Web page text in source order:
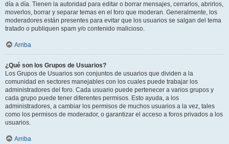
día a día. Tienen la autoridad para editar o borrar mensajes, cerrarlos, abrirlos,
moverlos, borrar y separar temas en el foro que moderan. Generalmente, los
moderadores están presentes para evitar que los usuarios se salgan del tema
tratado o publiquen spam y/o contenido malicioso.
Arriba
¿Qué son los Grupos de Usuarios?
Los Grupos de Usuarios son conjuntos de usuarios que dividen a la
comunidad en sectores manejables con los cuales puede trabajar los
administradores del foro. Cada usuario puede pertenecer a varios grupos y
cada grupo puede tener diferentes permisos. Esto ayuda, a los
administradores, a cambiar los permisos de muchos usuarios a la vez, tales
como los permisos de moderador, o garantizar el acceso a foros privados a los
usuarios.
Arriba